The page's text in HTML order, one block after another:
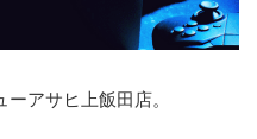
アサヒ上飯田店。